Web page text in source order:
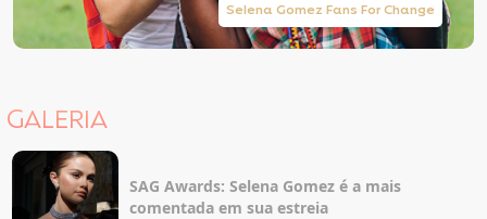
Selena Gomez Fans For Change
GALERIA
SAG Awards: Selena Gomez é a mais
comentada em sua estreia